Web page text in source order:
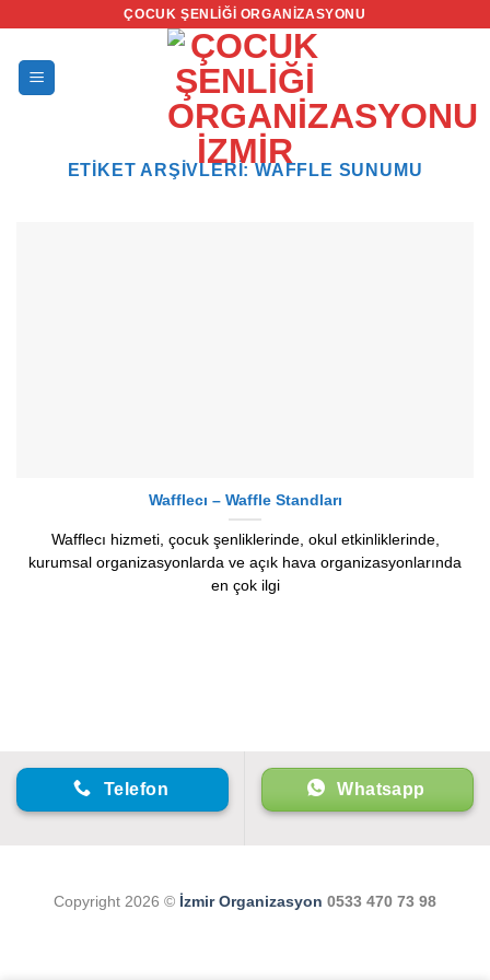
ÇOCUK ŞENLIĞI ORGANIZASYONU
ETIKET ARŞIVLERI: WAFFLE SUNUMU
Wafflecı – Waffle Standları
Wafflecı hizmeti, çocuk şenliklerinde, okul etkinliklerinde,
kurumsal organizasyonlarda ve açık hava organizasyonlarında
en çok ilgi
Telefon Whatsapp
Copyright 2026 © İzmir Organizasyon 0533 470 73 98